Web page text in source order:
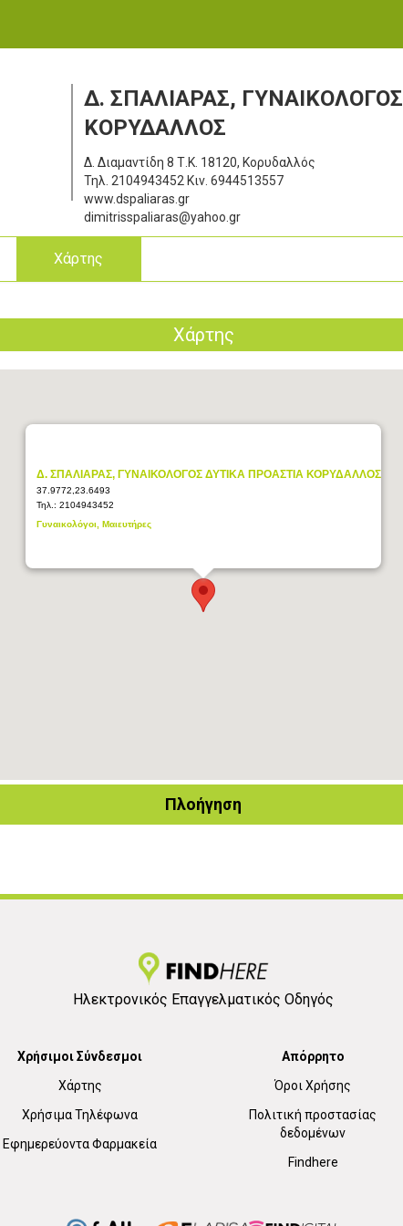
Δ. ΣΠΑΛΙΑΡΑΣ,
ΚΟΡΥΔΑΛΛΟΣ
Δ. Διαμαντίδη 8 Τ.Κ. 18120, Κορυδαλλός
Τηλ. 2104943452 Κιν. 6944513557
www.dspaliaras.gr
dimitrisspaliaras@yahoo.gr
Χάρτης
Χάρτης
Δ. ΣΠΑΛΙΑΡΑΣ, ΓΥΝΑΙΚΟΛΟΓΟΣ ΔΥΤΙΚΑ ΠΡΟΑΣΤΙΑ ΚΟΡΥΔΑΛΛΟΣ
37.9772,23.6493
Τηλ.: 2104943452
Γυναικολόγοι, Μαιευτήρες
Πλοήγηση
Ηλεκτρονικός Επαγγελματικός Οδηγός
Χρήσιμοι Σύνδεσμοι
Χάρτης
Χρήσιμα Τηλέφωνα
Εφημερεύοντα Φαρμακεία
Απόρρητο
Όροι Χρήσης
Πολιτική προστασίας
δεδομένων
Findhere